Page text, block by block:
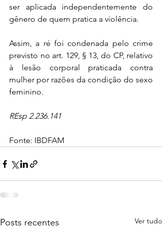
ser aplicada independentemente do
gênero de quem pratica a violência.
Assim, a ré foi condenada pelo crime
previsto no art. 129, § 13, do CP, relativo
à lesão corporal praticada contra
mulher por razões da condição do sexo
feminino.
REsp 2.236.141
Fonte: IBDFAM
Posts recentes Ver tudo